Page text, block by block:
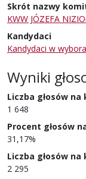
Skrót nazwy
KWW JÓZEFA
Kandydaci
Kandydaci w
Wyniki
Liczba głosów
1 648
Procent głosów
31,17%
Liczba głosów
2 295